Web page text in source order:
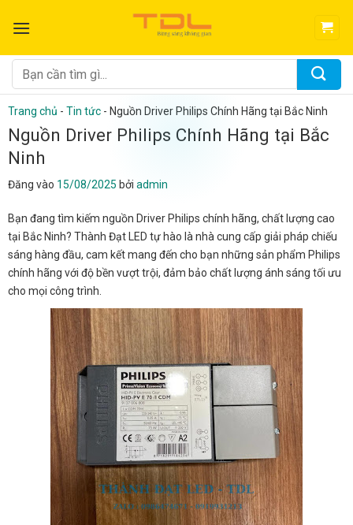
qua
dung
Tìm
kiếm:
Trang chủ - Tin tức - Nguồn Driver Philips Chính Hãng tại Bắc Ninh
Nguồn Driver Philips Chính Hãng tại Bắc
Ninh
Đăng vào 15/08/2025 bởi admin
Bạn đang tìm kiếm nguồn Driver Philips chính hãng, chất lượng cao
tại Bắc Ninh? Thành Đạt LED tự hào là nhà cung cấp giải pháp chiếu
sáng hàng đầu, cam kết mang đến cho bạn những sản phẩm Philips
chính hãng với độ bền vượt trội, đảm bảo chất lượng ánh sáng tối ưu
cho mọi công trình.